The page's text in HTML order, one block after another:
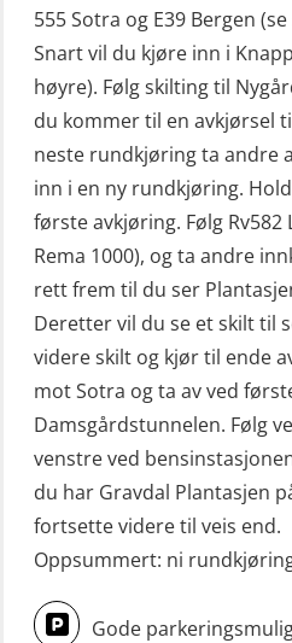
Livbåtfører
repetisjon
Livbåtfører
(OSE1301)
Livbåtfører
grunnleggende
Mann-Over-Bord
båt m/
(OSE114)
Mann-Over-Bord
båt m/
(OSE151)
Mann-Over-Bord
båt u/
(OSE1142)
Mann-Over-Bord
555 Sotra og E39 Bergen
Snart vil du kjøre inn i
høyre). Følg skilting til
du kommer til en avkjørsel
neste rundkjøring ta andre
inn i en ny rundkjøring.
første avkjøring. Følg
Rema 1000), og ta andre
rett frem til du ser
Deretter vil du se et skilt til
videre skilt og kjør til ende
mot Sotra og ta av ved
Damsgårdstunnelen. Følg
venstre ved
du har Gravdal Plantasjen
fortsette videre til veis end.
Oppsummert: ni
Gode